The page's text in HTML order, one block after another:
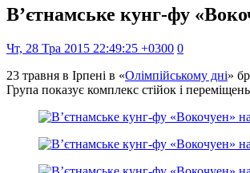
В’єтнамське кунг-фу
Чт, 28 Тра 2015 22:49:25 +0300 0
23 травня в Ірпені в «Олімпійському дні»
Група показує комплекс стійок і